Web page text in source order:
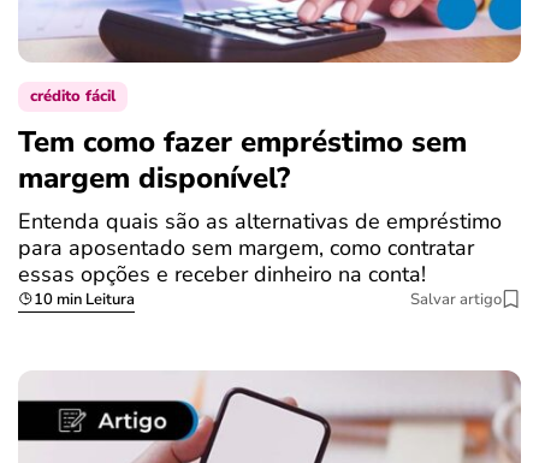
crédito fácil
Tem como fazer empréstimo sem
margem disponível?
Entenda quais são as alternativas de empréstimo
para aposentado sem margem, como contratar
essas opções e receber dinheiro na conta!
10 min Leitura Salvar artigo